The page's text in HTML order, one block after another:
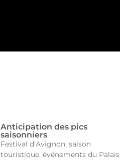
Anticipation des pics
saisonniers
Festival d’Avignon, saison
touristique, événements du Palais